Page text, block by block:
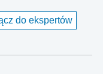
do ekspertów